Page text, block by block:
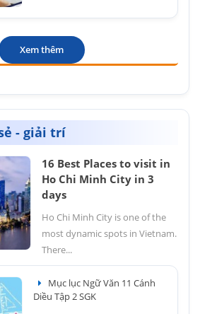
Xem thêm
- giải trí
16 Best Places to visit in
Ho Chi Minh City in 3
days
Ho Chi Minh City is one of the
most dynamic spots in Vietnam.
There...
Mục lục Ngữ Văn 11 Cánh
Diều Tập 2 SGK